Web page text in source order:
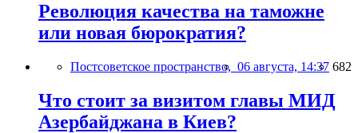
Революция качества на таможне
или новая бюрократия?
Постсоветское пространство, 06 августа, 14:37 682
Что стоит за визитом главы МИД
Азербайджана в Киев?